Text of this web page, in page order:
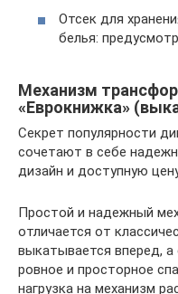
Отсек для
белья:
Механизм
«Еврокнижка»
Секрет популярности
сочетают в себе
дизайн и доступную
Простой и надежный
отличается от
выкатывается вперед, а
ровное и просторное
нагрузка на механизм